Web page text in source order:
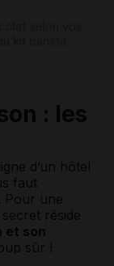
: les
d’un hôtel
faut
Pour une
réside
et son
sûr !